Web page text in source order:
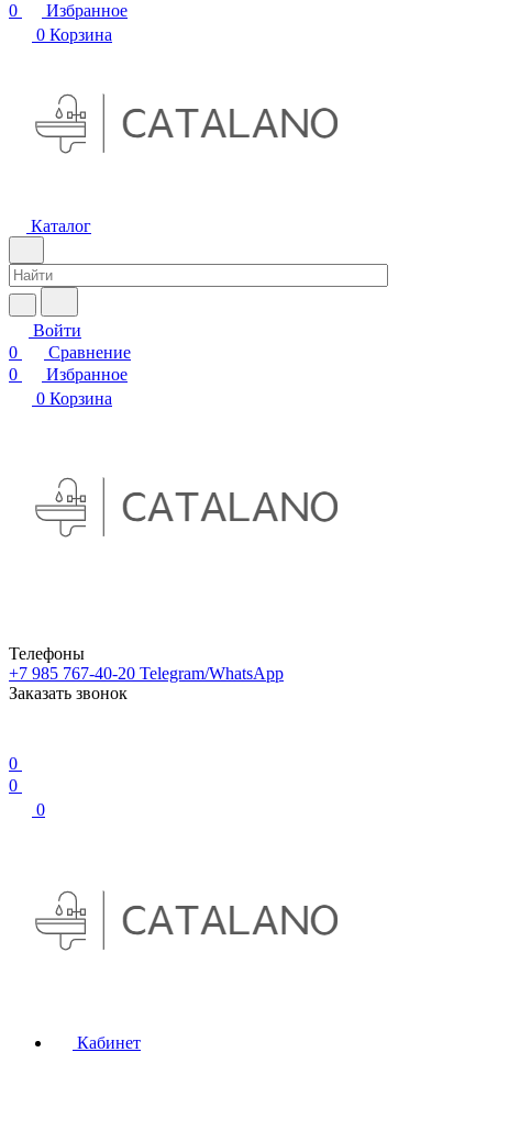
0
Избранное
0 Корзина
Каталог
Войти
0
Сравнение
0
Избранное
0 Корзина
Телефоны
+7 985 767-40-20 Telegram/WhatsApp
Заказать звонок
0
0
0
Кабинет